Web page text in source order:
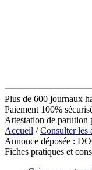
Plus de 600 journaux
Paiement 100%
Attestation de parution
Accueil /Consulter les
Annonce déposée :
Fiches pratiques et